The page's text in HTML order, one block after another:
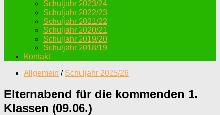
Schuljahr 2023/24
Schuljahr 2022/23
Schuljahr 2021/22
Schuljahr 2020/21
Schuljahr 2019/20
Schuljahr 2018/19
Kontakt
Allgemein / Schuljahr 2025/26
Elternabend für die kommenden 1.
Klassen (09.06.)